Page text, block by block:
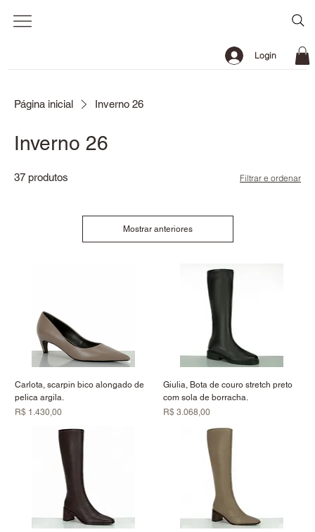
Login
Página inicial Inverno 26
Inverno 26
37 produtos Filtrar e ordenar
Mostrar anteriores
Carlota, scarpin bico alongado de
pelica argila.
Preço
R$ 1.430,00
Giulia, Bota de couro stretch preto
com sola de borracha.
Preço
R$ 3.068,00